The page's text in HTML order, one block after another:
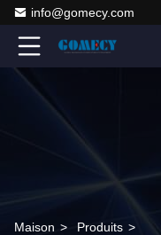
info@gomecy.com
Maison > Produits >